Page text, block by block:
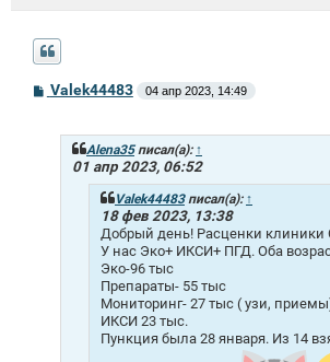
С
о
Valek44483 04 апр 2023, 14:49
Alena35писал(а): ↑
01 апр 2023, 06:52
Valek44483писал(а): ↑
18 фев 2023, 13:38
Добрый день! Расценки клиники
У нас Эко+ ИКСИ+ ПГД. Оба
Эко-96 тыс
Препараты- 55 тыс
Мониторинг- 27 тыс ( узи,
ИКСИ 23 тыс.
Пункция была 28 января. Из 14